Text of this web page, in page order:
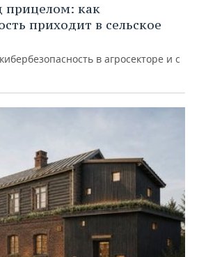
прицелом: как
приходит в сельское
в агросекторе и с